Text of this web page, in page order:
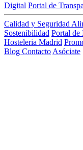
Digital Portal de
Calidad y Seguridad
Sostenibilidad Portal de
Hosteleria Madrid
Blog Contacto Asóciate